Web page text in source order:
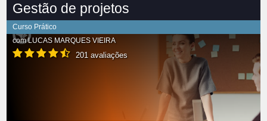
Gestão de projetos
Curso Prático
comLUCAS MARQUES VIEIRA
201 avaliações